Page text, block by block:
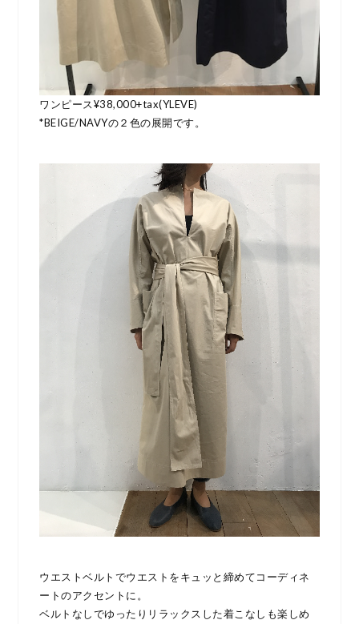
ワンピース¥38,000+tax(YLEVE)
*BEIGE/NAVYの２色の展開です。
ウエストベルトでウエストをキュッと締めてコーディネ
ートのアクセントに。
ベルトなしでゆったりリラックスした着こなしも楽しめ